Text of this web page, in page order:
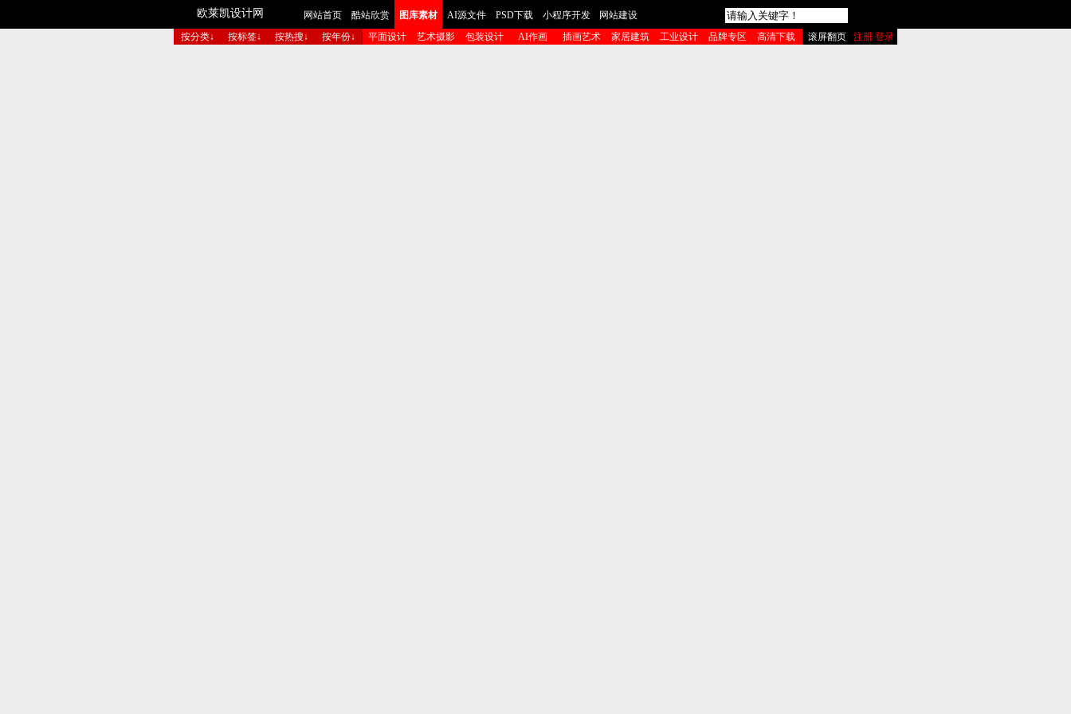
欧莱凯设计网 网站首页 酷站欣赏 图库素材 AI源文件 PSD下载 小程序开发
网站建设
按分类↓
按标签↓ 按热搜↓ 按年份↓ 平面设计 艺术摄影 包装设计 AI作画 插画艺术 家居建筑 工业设计 品牌专区 高清下载 注册 登录
滚屏翻页